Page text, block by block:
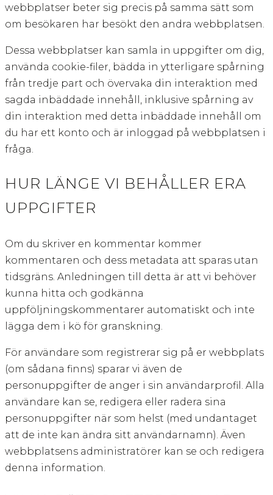
webbplatser beter sig precis på samma sätt som
om besökaren har besökt den andra webbplatsen.
Dessa webbplatser kan samla in uppgifter om dig,
använda cookie-filer, bädda in ytterligare spårning
från tredje part och övervaka din interaktion med
sagda inbäddade innehåll, inklusive spårning av
din interaktion med detta inbäddade innehåll om
du har ett konto och är inloggad på webbplatsen i
fråga.
HUR LÄNGE VI BEHÅLLER ERA
UPPGIFTER
Om du skriver en kommentar kommer
kommentaren och dess metadata att sparas utan
tidsgräns. Anledningen till detta är att vi behöver
kunna hitta och godkänna
uppföljningskommentarer automatiskt och inte
lägga dem i kö för granskning.
För användare som registrerar sig på er webbplats
(om sådana finns) sparar vi även de
personuppgifter de anger i sin användarprofil. Alla
användare kan se, redigera eller radera sina
personuppgifter när som helst (med undantaget
att de inte kan ändra sitt användarnamn). Även
webbplatsens administratörer kan se och redigera
denna information.